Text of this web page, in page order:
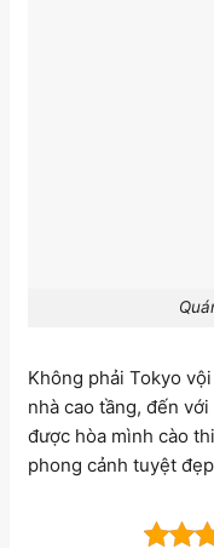
Không phải Tokyo
nhà cao tầng, đến
được hòa mình cào
phong cảnh tuyệt